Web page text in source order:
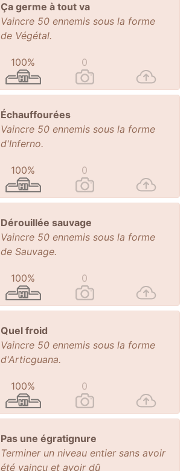
Ça germe à tout va
Vaincre 50 ennemis sous la forme
de Végétal.
100% 0
Échauffourées
Vaincre 50 ennemis sous la forme
d'Inferno.
100% 0
Dérouillée sauvage
Vaincre 50 ennemis sous la forme
de Sauvage.
100% 0
Quel froid
Vaincre 50 ennemis sous la forme
d'Articguana.
100% 0
Pas une égratignure
Terminer un niveau entier sans avoir
été vaincu et avoir dû